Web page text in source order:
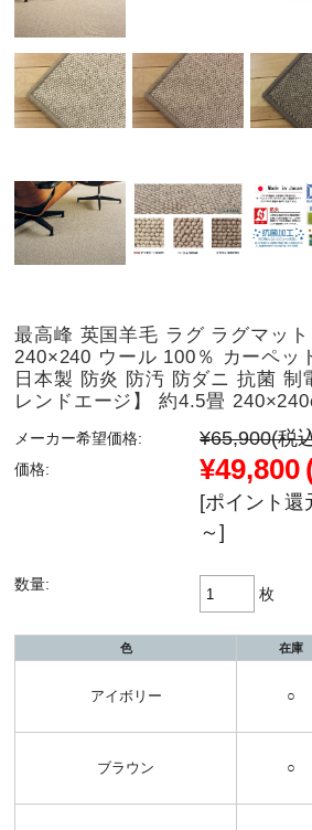
最高峰 英国羊毛 ラグ ラグマッ
240×240 ウール 100％ カーペッ
日本製 防炎 防汚 防ダニ 抗菌 制
レンドエージ】 約4.5畳
メーカー希望価格: ¥65,900(税
価格: ¥49,800
[ポイント還
～]
数量:
枚
色 在庫
アイボリー ○
ブラウン ○